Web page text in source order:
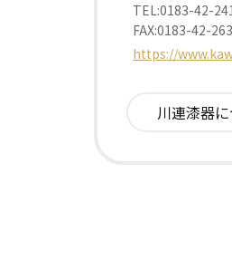
TEL:0183-42-
FAX:0183-42-
https://
川連漆器